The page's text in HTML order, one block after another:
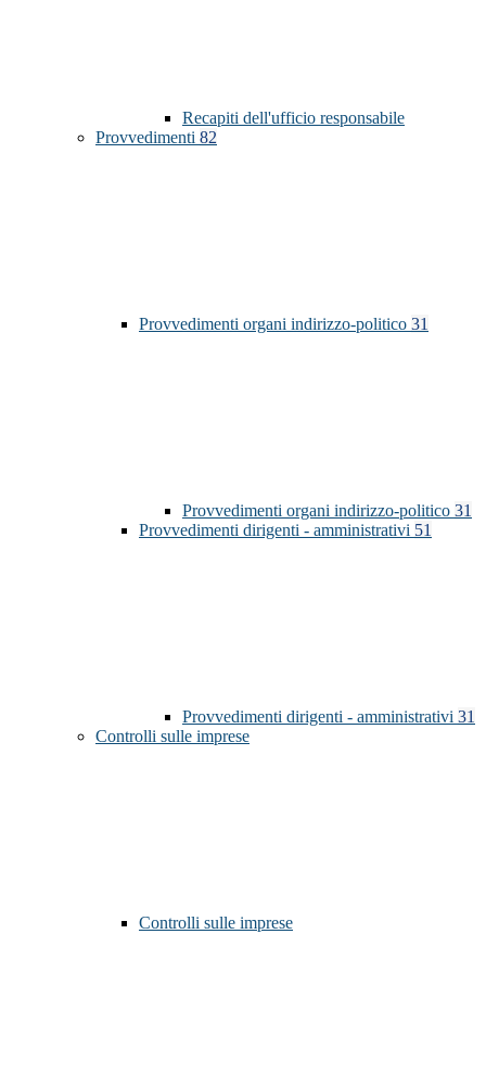
Recapiti dell'ufficio responsabile
Provvedimenti 82
Provvedimenti organi indirizzo-politico 31
Provvedimenti organi indirizzo-politico 31
Provvedimenti dirigenti - amministrativi 51
Provvedimenti dirigenti - amministrativi 31
Controlli sulle imprese
Controlli sulle imprese